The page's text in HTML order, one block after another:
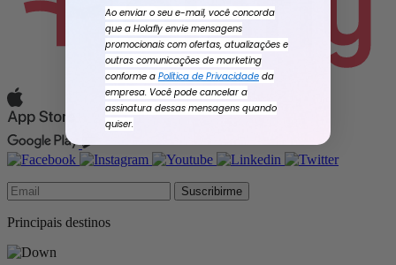
Suscribirme
Principais destinos
Ao enviar o seu e-mail, você concorda
que a Holafly envie mensagens
promocionais com ofertas, atualizações e
outras comunicações de marketing
conforme a Política de Privacidade da
empresa. Você pode cancelar a
assinatura dessas mensagens quando
quiser.